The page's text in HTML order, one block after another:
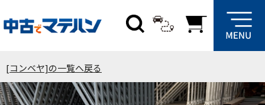
[コンベヤ]の一覧へ戻る